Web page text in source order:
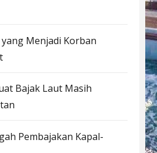
Menjadi Korban
Bajak Laut Masih
Pembajakan Kapal-